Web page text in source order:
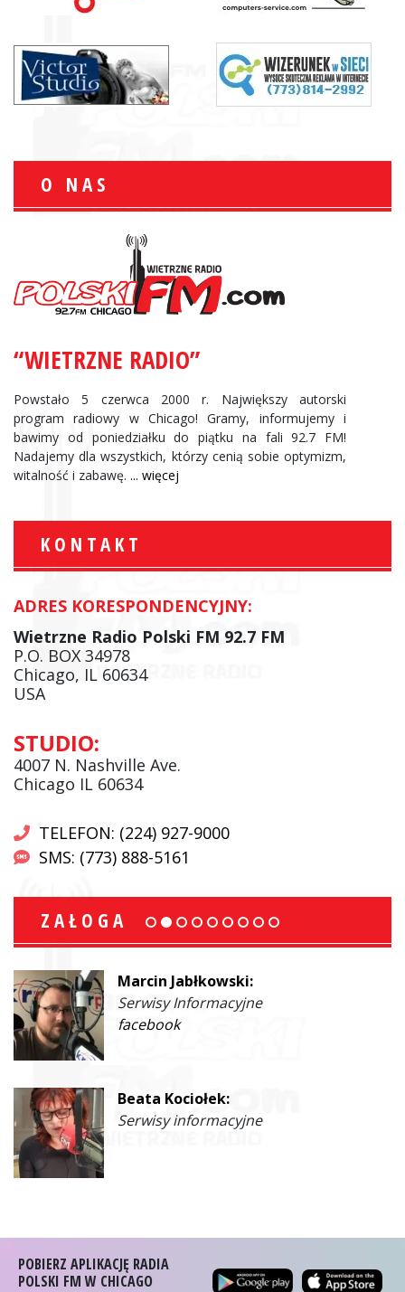
O NAS
“WIETRZNE RADIO”
Powstało 5 czerwca 2000 r. Największy autorski
program radiowy w Chicago! Gramy, informujemy i
bawimy od poniedziałku do piątku na fali 92.7 FM!
Nadajemy dla wszystkich, którzy cenią sobie optymizm,
witalność i zabawę. ... więcej
KONTAKT
ADRES KORESPONDENCYJNY:
Wietrzne Radio Polski FM 92.7 FM
P.O. BOX 34978
Chicago, IL 60634
USA
STUDIO:
4007 N. Nashville Ave.
Chicago IL 60634
TELEFON: (224) 927-9000
SMS: (773) 888-5161
ZAŁOGA
Marcin Jabłkowski:
Serwisy Informacyjne
facebook
Beata Kociołek:
Serwisy informacyjne
POBIERZ APLIKACJĘ RADIA
POLSKI FM W CHICAGO